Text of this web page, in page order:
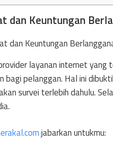
dan Keuntungan
layanan internet
bagi pelanggan. Hal ini
survei terlebih dahulu.
jabarkan untukmu: